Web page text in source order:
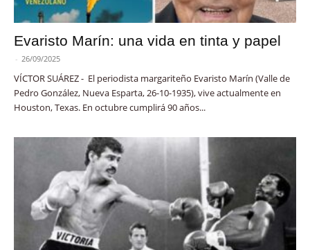
Evaristo Marín: una vida en tinta y papel
- 26/09/2025
VÍCTOR SUÁREZ - El periodista margariteño Evaristo Marín (Valle de
Pedro González, Nueva Esparta, 26-10-1935), vive actualmente en
Houston, Texas. En octubre cumplirá 90 años...